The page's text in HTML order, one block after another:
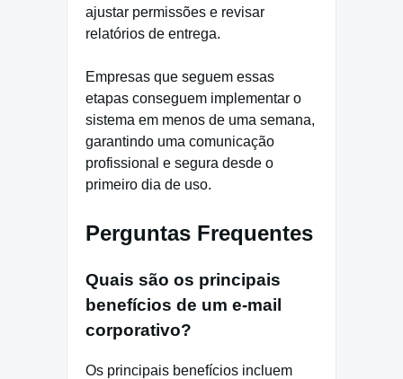
ajustar permissões e revisar
relatórios de entrega.
Empresas que seguem essas
etapas conseguem implementar o
sistema em menos de uma semana,
garantindo uma comunicação
profissional e segura desde o
primeiro dia de uso.
Perguntas Frequentes
Quais são os principais
benefícios de um e-mail
corporativo?
Os principais benefícios incluem